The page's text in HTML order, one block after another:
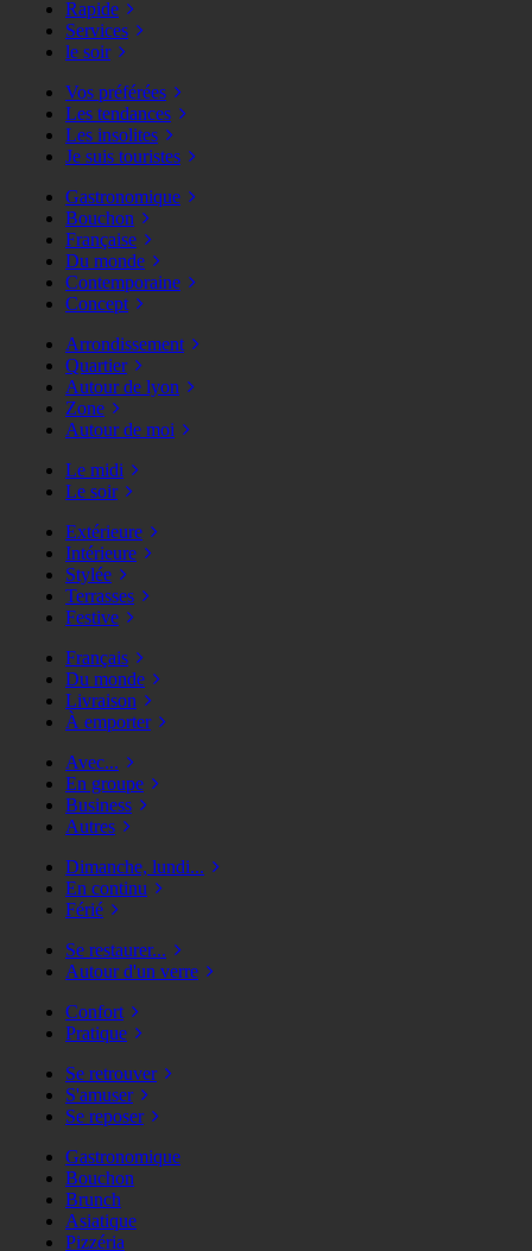
Rapide
Services
le soir
Vos préférées
Les tendances
Les insolites
Je suis touristes
Gastronomique
Bouchon
Française
Du monde
Contemporaine
Concept
Arrondissement
Quartier
Autour de lyon
Zone
Autour de moi
Le midi
Le soir
Extérieure
Intérieure
Stylée
Terrasses
Festive
Français
Du monde
Livraison
À emporter
Avec...
En groupe
Business
Autres
Dimanche, lundi...
En continu
Férié
Se restaurer...
Autour d'un verre
Confort
Pratique
Se retrouver
S'amuser
Se reposer
Gastronomique
Bouchon
Brunch
Asiatique
Pizzéria